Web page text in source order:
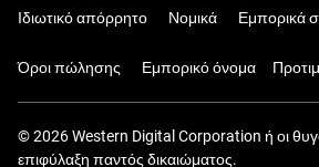
Ιδιωτικό απόρρητο Νομικά Εμπορικά
Όροι πώλησης Εμπορικό όνομα
© 2026 Western Digital Corporation ή οι
επιφύλαξη παντός δικαιώματος.